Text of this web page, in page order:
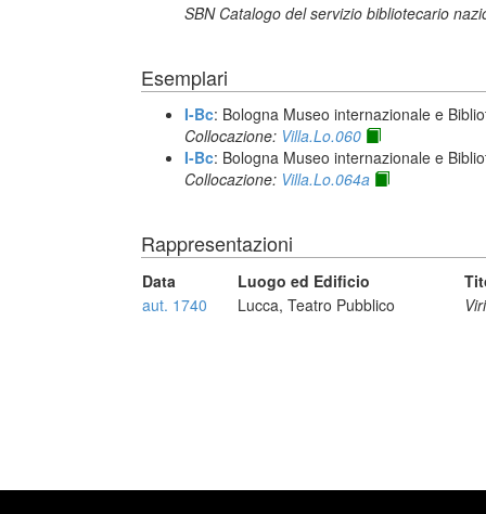
SBN Catalogo del servizio bibliotecario
Esemplari
I-Bc: Bologna Museo internazionale e
Collocazione: Villa.Lo.060
I-Bc: Bologna Museo internazionale e
Collocazione: Villa.Lo.064a
Rappresentazioni
Data Luogo ed Edificio
aut. 1740
Lucca, Teatro Pubblico